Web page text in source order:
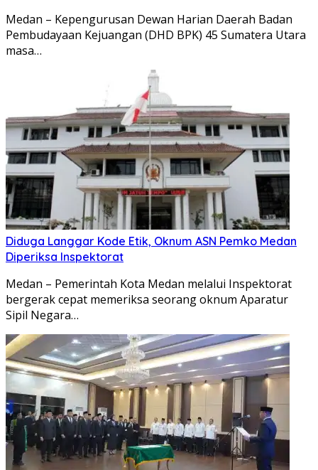
Medan – Kepengurusan Dewan Harian Daerah Badan
Pembudayaan Kejuangan (DHD BPK) 45 Sumatera Utara
masa…
Diduga Langgar Kode Etik, Oknum ASN Pemko Medan
Diperiksa Inspektorat
Medan – Pemerintah Kota Medan melalui Inspektorat
bergerak cepat memeriksa seorang oknum Aparatur
Sipil Negara…